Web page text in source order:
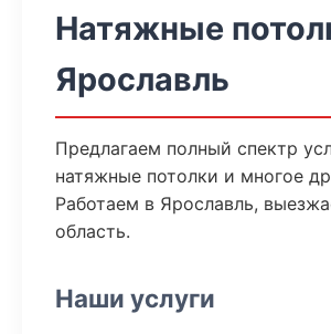
Натяжные
Ярославль
Предлагаем полный спектр
натяжные потолки и многое
Работаем в Ярославль,
область.
Наши услуги